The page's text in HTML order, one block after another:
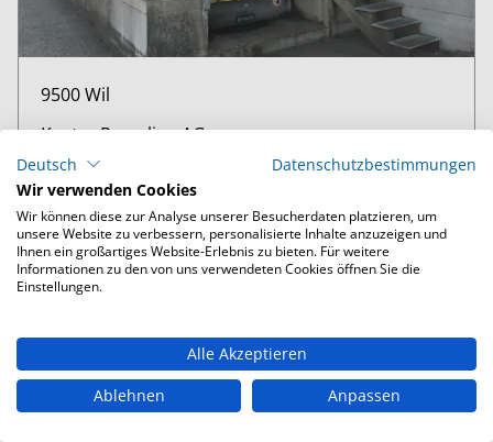
9500 Wil
Kuster Recycling AG
Bahnhofsplatz 5, 9500 Wil
Standort-Details
Unsere Öffnungszeiten
Kundencenter
Deutsch
Datenschutzbestimmungen
Wir verwenden Cookies
Wir können diese zur Analyse unserer Besucherdaten platzieren, um
unsere Website zu verbessern, personalisierte Inhalte anzuzeigen und
Ihnen ein großartiges Website-Erlebnis zu bieten. Für weitere
Informationen zu den von uns verwendeten Cookies öffnen Sie die
Einstellungen.
Alle Akzeptieren
Ablehnen
Anpassen